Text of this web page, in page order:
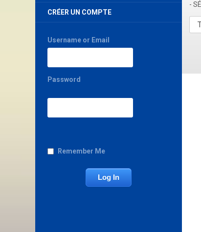
CRÉER UN COMPTE
Username or Email
Password
Remember Me
-